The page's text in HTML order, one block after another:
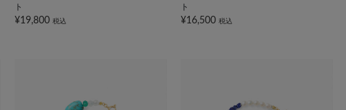
ト
¥19,800 税込
ト
¥16,500 税込